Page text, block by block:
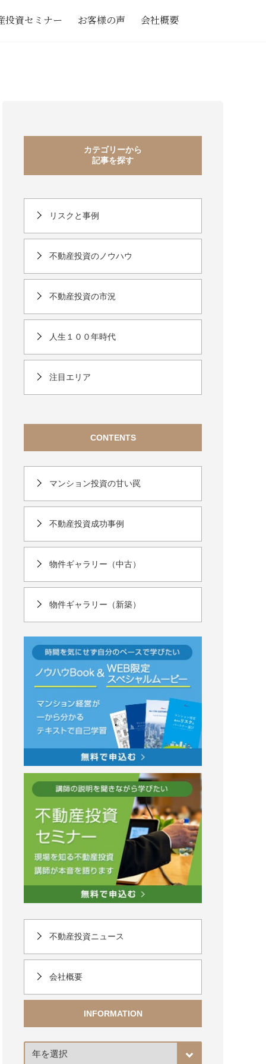
投資セミナー お客様の声 会社概要
カテゴリーから
記事を探す
リスクと事例
不動産投資のノウハウ
不動産投資の市況
人生１００年時代
注目エリア
CONTENTS
マンション投資の甘い罠
不動産投資成功事例
物件ギャラリー（中古）
物件ギャラリー（新築）
不動産投資ニュース
会社概要
INFORMATION
ア